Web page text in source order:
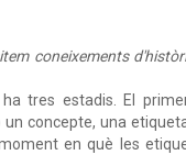
coneixements
tres estadis. El
concepte, una
en què les